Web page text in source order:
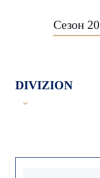
Сезон
DIVIZION